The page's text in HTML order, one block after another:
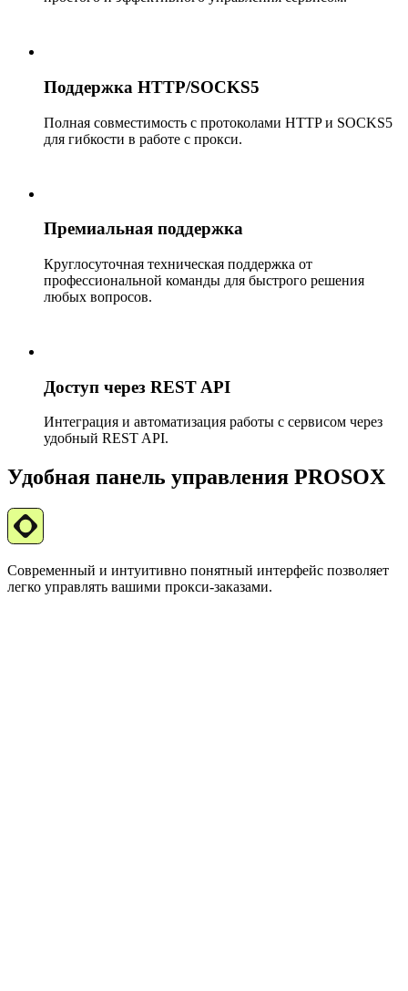
Поддержка HTTP/SOCKS5
Полная совместимость с протоколами HTTP и SOCKS5
для гибкости в работе с прокси.
Премиальная поддержка
Круглосуточная техническая поддержка от
профессиональной команды для быстрого решения
любых вопросов.
Доступ через REST API
Интеграция и автоматизация работы с сервисом через
удобный REST API.
Удобная панель управления PROSOX
Современный и интуитивно понятный интерфейс позволяет
легко управлять вашими прокси-заказами.